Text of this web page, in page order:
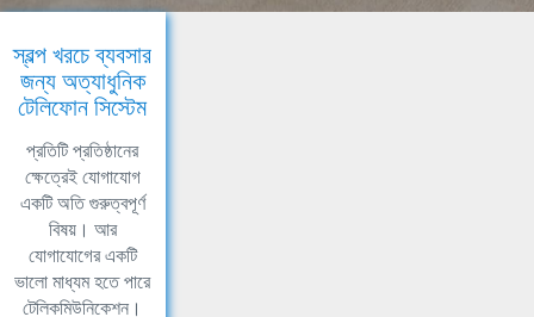
স্বল্প খরচে ব্যবসার
জন্য অত্যাধুনিক
টেলিফোন সিস্টেম
প্রতিটি প্রতিষ্ঠানের
ক্ষেত্রেই যোগাযোগ
একটি অতি গুরুত্বপূর্ণ
বিষয়। আর
যোগাযোগের একটি
ভালো মাধ্যম হতে পারে
টেলিকমিউনিকেশন।